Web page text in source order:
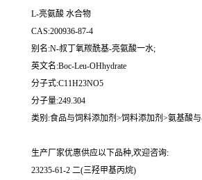
L-亮氨酸 水合物
CAS:200936-87-4
别名:N-叔丁氧羰酰基-亮氨酸一水;
英文名:Boc-Leu-OHhydrate
分子式:C11H23NO5
分子量:249.304
类别:食品与饲料添加剂>饲料添加剂>氨基酸
生产厂家优惠供应以下品种,欢迎咨询:
23235-61-2 二(三羟甲基丙烷)